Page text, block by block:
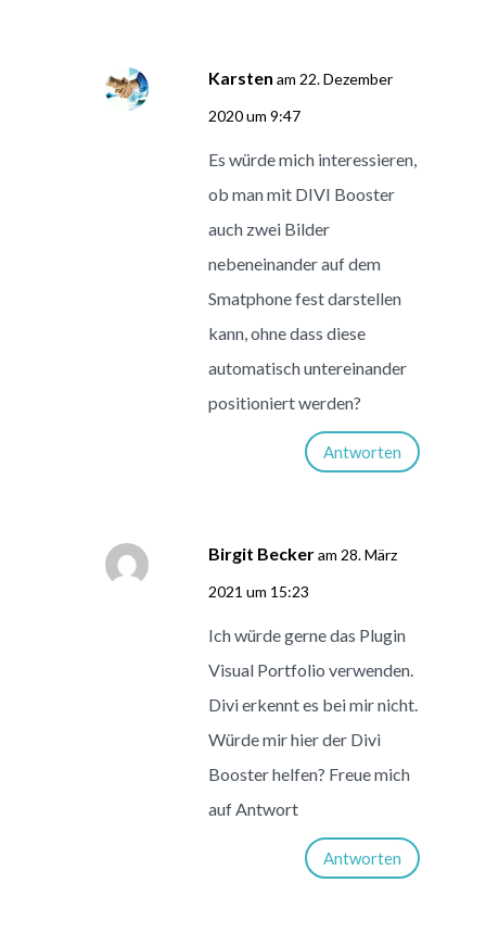
Karsten am 22. Dezember
2020 um 9:47
Es würde mich interessieren,
ob man mit DIVI Booster
auch zwei Bilder
nebeneinander auf dem
Smatphone fest darstellen
kann, ohne dass diese
automatisch untereinander
positioniert werden?
Antworten
Birgit Beckeram 28. März
2021 um 15:23
Ich würde gerne das Plugin
Visual Portfolio verwenden.
Divi erkennt es bei mir nicht.
Würde mir hier der Divi
Booster helfen? Freue mich
auf Antwort
Antworten